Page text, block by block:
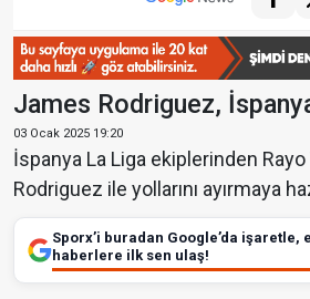
James Rodriguez,
03 Ocak 2025 19:20
İspanya La Liga ekiplerinden
Rodriguez ile yollarını ayırmaya
Sporx’i buradan Google’da işaretle,
haberlere ilk sen ulaş!